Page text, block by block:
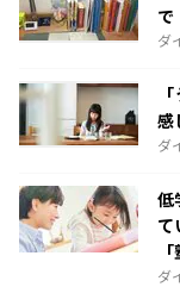
で
ダ
感
ダ
低
て
ダ